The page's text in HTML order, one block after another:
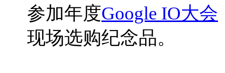
参加年度Google IO大会
现场选购纪念品。